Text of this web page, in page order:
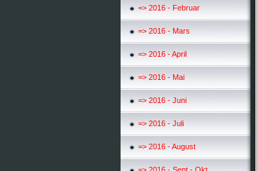
=> 2016 - Februar
=> 2016 - Mars
=> 2016 - April
=> 2016 - Mai
=> 2016 - Juni
=> 2016 - Juli
=> 2016 - August